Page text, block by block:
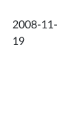
2008-11-
19